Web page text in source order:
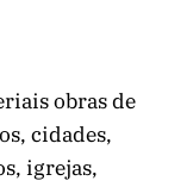
obras de
cidades,
igrejas,